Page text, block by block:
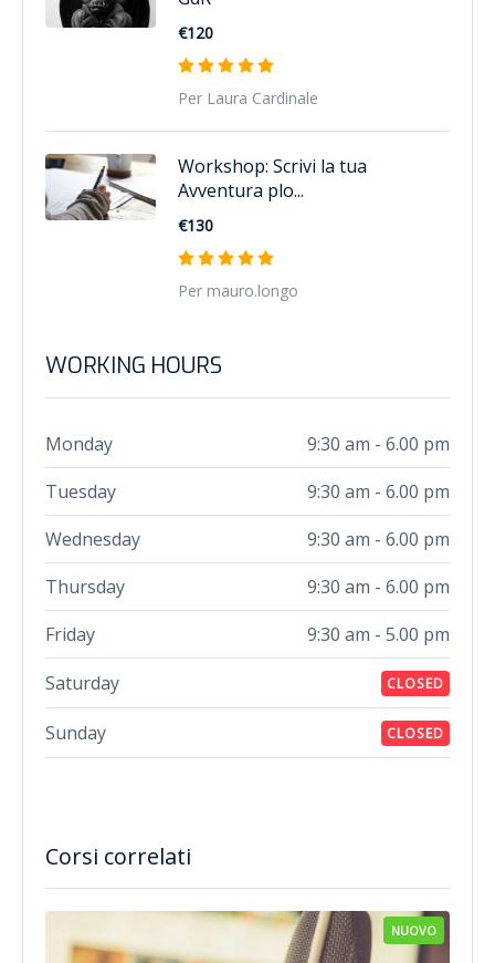
Corsi correlati
NUOVO
€120
Per Laura Cardinale
Workshop: Scrivi la tua
Avventura plo...
€130
Per mauro.longo
WORKING HOURS
Monday
9:30 am - 6.00 pm
Tuesday
9:30 am - 6.00 pm
Wednesday
9:30 am - 6.00 pm
Thursday
9:30 am - 6.00 pm
Friday
9:30 am - 5.00 pm
Saturday
CLOSED
Sunday CLOSED